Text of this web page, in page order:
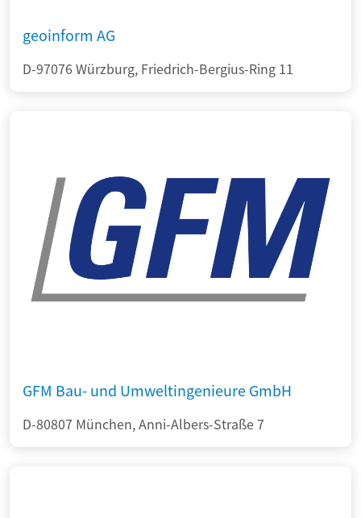
geoinform AG
D-97076 Würzburg, Friedrich-Bergius-Ring 11
GFM Bau- und Umweltingenieure GmbH
D-80807 München, Anni-Albers-Straße 7